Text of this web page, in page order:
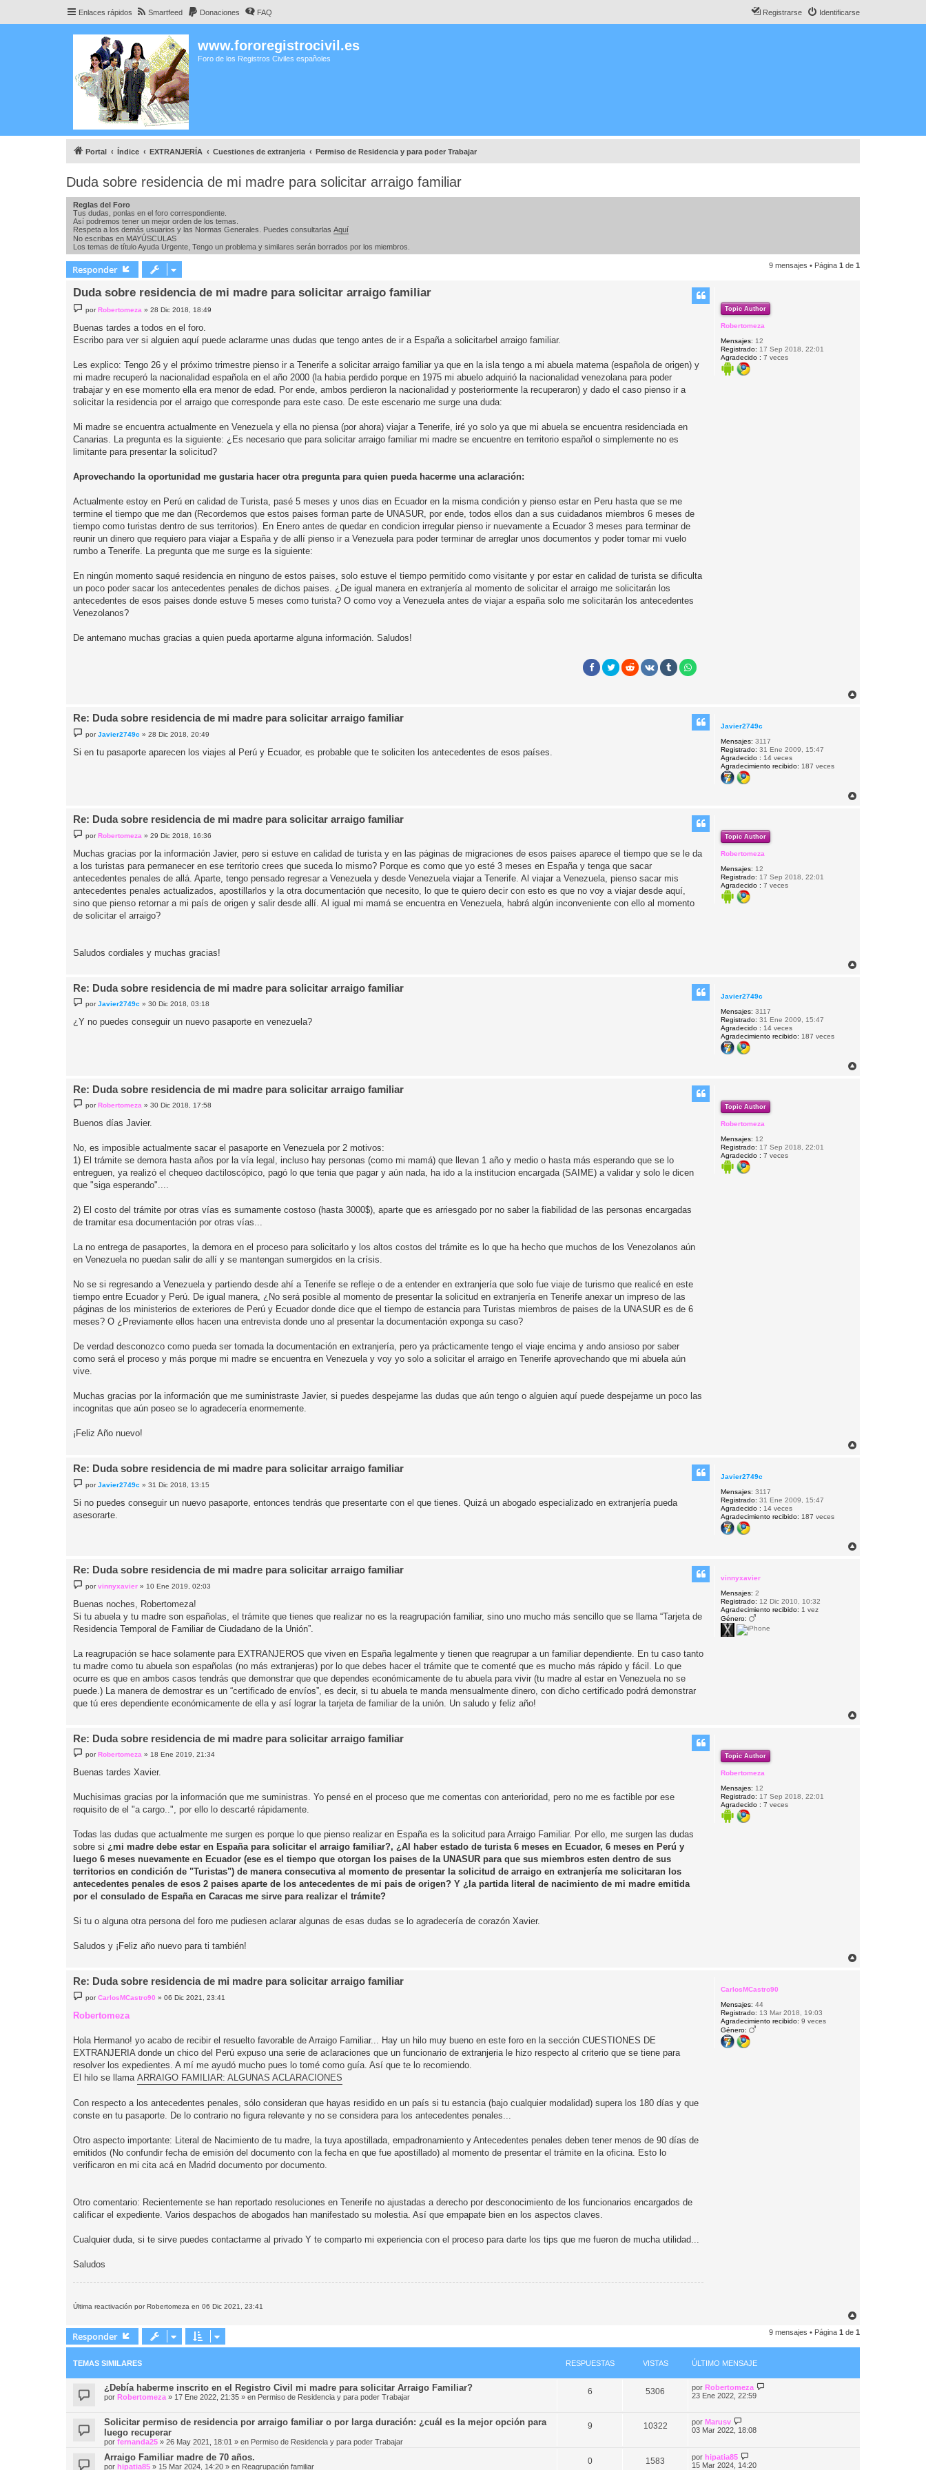
Enlaces rápidos Smartfeed Donaciones FAQ Identificarse
Registrarse
www.fororegistrocivil.es
Foro de los Registros Civiles españoles
Portal Índice EXTRANJERÍA Cuestiones de extranjeria Permiso de Residencia y para poder Trabajar
Duda sobre residencia de mi madre para solicitar arraigo familiar
Reglas del Foro
Tus dudas, ponlas en el foro correspondiente.
Así podremos tener un mejor orden de los temas.
Respeta a los demás usuarios y las Normas Generales. Puedes consultarlas Aquí
No escribas en MAYÚSCULAS
Los temas de título Ayuda Urgente, Tengo un problema y similares serán borrados por los miembros.
Responder 9 mensajes • Página 1 de 1
Topic Author
Robertomeza
Mensajes: 12
Registrado: 17 Sep 2018, 22:01
Agradecido : 7 veces
Duda sobre residencia de mi madre para solicitar arraigo familiar
e
s
a
porRobertomeza »28 Dic 2018, 18:49
Buenas tardes a todos en el foro.
Escribo para ver si alguien aquí puede aclararme unas dudas que tengo antes de ir a España a solicitarbel arraigo familiar.
Les explico: Tengo 26 y el próximo trimestre pienso ir a Tenerife a solicitar arraigo familiar ya que en la isla tengo a mi abuela materna (española de origen) y
mi madre recuperó la nacionalidad española en el año 2000 (la habia perdido porque en 1975 mi abuelo adquirió la nacionalidad venezolana para poder
trabajar y en ese momento ella era menor de edad. Por ende, ambos perdieron la nacionalidad y posteriormente la recuperaron) y dado el caso pienso ir a
solicitar la residencia por el arraigo que corresponde para este caso. De este escenario me surge una duda:
Mi madre se encuentra actualmente en Venezuela y ella no piensa (por ahora) viajar a Tenerife, iré yo solo ya que mi abuela se encuentra residenciada en
Canarias. La pregunta es la siguiente: ¿Es necesario que para solicitar arraigo familiar mi madre se encuentre en territorio español o simplemente no es
limitante para presentar la solicitud?
Aprovechando la oportunidad me gustaria hacer otra pregunta para quien pueda hacerme una aclaración:
Actualmente estoy en Perú en calidad de Turista, pasé 5 meses y unos dias en Ecuador en la misma condición y pienso estar en Peru hasta que se me
termine el tiempo que me dan (Recordemos que estos paises forman parte de UNASUR, por ende, todos ellos dan a sus cuidadanos miembros 6 meses de
tiempo como turistas dentro de sus territorios). En Enero antes de quedar en condicion irregular pienso ir nuevamente a Ecuador 3 meses para terminar de
reunir un dinero que requiero para viajar a España y de allí pienso ir a Venezuela para poder terminar de arreglar unos documentos y poder tomar mi vuelo
rumbo a Tenerife. La pregunta que me surge es la siguiente:
En ningún momento saqué residencia en ninguno de estos paises, solo estuve el tiempo permitido como visitante y por estar en calidad de turista se dificulta
un poco poder sacar los antecedentes penales de dichos paises. ¿De igual manera en extranjería al momento de solicitar el arraigo me solicitarán los
antecedentes de esos paises donde estuve 5 meses como turista? O como voy a Venezuela antes de viajar a españa solo me solicitarán los antecedentes
Venezolanos?
De antemano muchas gracias a quien pueda aportarme alguna información. Saludos!
Javier2749c
Mensajes: 3117
Registrado: 31 Ene 2009, 15:47
Agradecido : 14 veces
Agradecimiento recibido: 187 veces
Re: Duda sobre residencia de mi madre para solicitar arraigo familiar
e
s
porJavier2749c »28 Dic 2018, 20:49
Si en tu pasaporte aparecen los viajes al Perú y Ecuador, es probable que te soliciten los antecedentes de esos países.
Topic Author
Robertomeza
Mensajes: 12
Registrado: 17 Sep 2018, 22:01
Agradecido : 7 veces
Re: Duda sobre residencia de mi madre para solicitar arraigo familiar
e
s
a
e
porRobertomeza »29 Dic 2018, 16:36
Muchas gracias por la información Javier, pero si estuve en calidad de turista y en las páginas de migraciones de esos paises aparece el tiempo que se le da
a los turistas para permanecer en ese territorio crees que suceda lo mismo? Porque es como que yo esté 3 meses en España y tenga que sacar
antecedentes penales de allá. Aparte, tengo pensado regresar a Venezuela y desde Venezuela viajar a Tenerife. Al viajar a Venezuela, pienso sacar mis
antecedentes penales actualizados, apostillarlos y la otra documentación que necesito, lo que te quiero decir con esto es que no voy a viajar desde aquí,
sino que pienso retornar a mi país de origen y salir desde allí. Al igual mi mamá se encuentra en Venezuela, habrá algún inconveniente con ello al momento
de solicitar el arraigo?
Saludos cordiales y muchas gracias!
Javier2749c
Mensajes: 3117
Registrado: 31 Ene 2009, 15:47
Agradecido : 14 veces
Agradecimiento recibido: 187 veces
Re: Duda sobre residencia de mi madre para solicitar arraigo familiar
e
n
porJavier2749c »30 Dic 2018, 03:18
¿Y no puedes conseguir un nuevo pasaporte en venezuela?
Topic Author
Robertomeza
Mensajes: 12
Registrado: 17 Sep 2018, 22:01
Agradecido : 7 veces
Re: Duda sobre residencia de mi madre para solicitar arraigo familiar
e
s
e
porRobertomeza »30 Dic 2018, 17:58
Buenos días Javier.
No, es imposible actualmente sacar el pasaporte en Venezuela por 2 motivos:
1) El trámite se demora hasta años por la vía legal, incluso hay personas (como mi mamá) que llevan 1 año y medio o hasta más esperando que se lo
entreguen, ya realizó el chequeo dactiloscópico, pagó lo que tenia que pagar y aún nada, ha ido a la institucion encargada (SAIME) a validar y solo le dicen
que "siga esperando"....
2) El costo del trámite por otras vías es sumamente costoso (hasta 3000$), aparte que es arriesgado por no saber la fiabilidad de las personas encargadas
de tramitar esa documentación por otras vías...
La no entrega de pasaportes, la demora en el proceso para solicitarlo y los altos costos del trámite es lo que ha hecho que muchos de los Venezolanos aún
en Venezuela no puedan salir de allí y se mantengan sumergidos en la crísis.
No se si regresando a Venezuela y partiendo desde ahí a Tenerife se refleje o de a entender en extranjería que solo fue viaje de turismo que realicé en este
tiempo entre Ecuador y Perú. De igual manera, ¿No será posible al momento de presentar la solicitud en extranjería en Tenerife anexar un impreso de las
páginas de los ministerios de exteriores de Perú y Ecuador donde dice que el tiempo de estancia para Turistas miembros de paises de la UNASUR es de 6
meses? O ¿Previamente ellos hacen una entrevista donde uno al presentar la documentación exponga su caso?
De verdad desconozco como pueda ser tomada la documentación en extranjería, pero ya prácticamente tengo el viaje encima y ando ansioso por saber
como será el proceso y más porque mi madre se encuentra en Venezuela y voy yo solo a solicitar el arraigo en Tenerife aprovechando que mi abuela aún
vive.
Muchas gracias por la información que me suministraste Javier, si puedes despejarme las dudas que aún tengo o alguien aquí puede despejarme un poco las
incognitas que aún poseo se lo agradecería enormemente.
¡Feliz Año nuevo!
Javier2749c
Mensajes: 3117
Registrado: 31 Ene 2009, 15:47
Agradecido : 14 veces
Agradecimiento recibido: 187 veces
Re: Duda sobre residencia de mi madre para solicitar arraigo familiar
e
s
a
porJavier2749c »31 Dic 2018, 13:15
Si no puedes conseguir un nuevo pasaporte, entonces tendrás que presentarte con el que tienes. Quizá un abogado especializado en extranjería pueda
asesorarte.
vinnyxavier
Mensajes: 2
Registrado: 12 Dic 2010, 10:32
Agradecimiento recibido: 1 vez
Género:
Re: Duda sobre residencia de mi madre para solicitar arraigo familiar
e
s
a
e
porvinnyxavier » 10 Ene 2019, 02:03
Buenas noches, Robertomeza!
Si tu abuela y tu madre son españolas, el trámite que tienes que realizar no es la reagrupación familiar, sino uno mucho más sencillo que se llama “Tarjeta de
Residencia Temporal de Familiar de Ciudadano de la Unión”.
La reagrupación se hace solamente para EXTRANJEROS que viven en España legalmente y tienen que reagrupar a un familiar dependiente. En tu caso tanto
tu madre como tu abuela son españolas (no más extranjeras) por lo que debes hacer el trámite que te comenté que es mucho más rápido y fácil. Lo que
ocurre es que en ambos casos tendrás que demonstrar que que dependes económicamente de tu abuela para vivir (tu madre al estar en Venezuela no se
puede.) La manera de demostrar es un “certificado de envíos”, es decir, si tu abuela te manda mensualmente dinero, con dicho certificado podrá demonstrar
que tú eres dependiente económicamente de ella y así lograr la tarjeta de familiar de la unión. Un saludo y feliz año!
Topic Author
Robertomeza
Mensajes: 12
Registrado: 17 Sep 2018, 22:01
Agradecido : 7 veces
Re: Duda sobre residencia de mi madre para solicitar arraigo familiar
e
s
e
porRobertomeza » 18 Ene 2019, 21:34
Buenas tardes Xavier.
Muchisimas gracias por la información que me suministras. Yo pensé en el proceso que me comentas con anterioridad, pero no me es factible por ese
requisito de el "a cargo..", por ello lo descarté rápidamente.
Todas las dudas que actualmente me surgen es porque lo que pienso realizar en España es la solicitud para Arraigo Familiar. Por ello, me surgen las dudas
sobre si ¿mi madre debe estar en España para solicitar el arraigo familiar?, ¿Al haber estado de turista 6 meses en Ecuador, 6 meses en Perú y
luego 6 meses nuevamente en Ecuador (ese es el tiempo que otorgan los paises de la UNASUR para que sus miembros esten dentro de sus
territorios en condición de "Turistas") de manera consecutiva al momento de presentar la solicitud de arraigo en extranjería me solicitaran los
antecedentes penales de esos 2 paises aparte de los antecedentes de mi pais de origen? Y ¿la partida literal de nacimiento de mi madre emitida
por el consulado de España en Caracas me sirve para realizar el trámite?
Si tu o alguna otra persona del foro me pudiesen aclarar algunas de esas dudas se lo agradecería de corazón Xavier.
Saludos y ¡Feliz año nuevo para ti también!
CarlosMCastro90
Mensajes: 44
Registrado: 13 Mar 2018, 19:03
Agradecimiento recibido: 9 veces
Género:
Re: Duda sobre residencia de mi madre para solicitar arraigo familiar
e
n
s
j
e
porCarlosMCastro90 »06 Dic 2021, 23:41
Robertomeza
Hola Hermano! yo acabo de recibir el resuelto favorable de Arraigo Familiar... Hay un hilo muy bueno en este foro en la sección CUESTIONES DE
EXTRANJERIA donde un chico del Perú expuso una serie de aclaraciones que un funcionario de extranjeria le hizo respecto al criterio que se tiene para
resolver los expedientes. A mí me ayudó mucho pues lo tomé como guía. Así que te lo recomiendo.
El hilo se llama ARRAIGO FAMILIAR: ALGUNAS ACLARACIONES
Con respecto a los antecedentes penales, sólo consideran que hayas residido en un país si tu estancia (bajo cualquier modalidad) supera los 180 días y que
conste en tu pasaporte. De lo contrario no figura relevante y no se considera para los antecedentes penales...
Otro aspecto importante: Literal de Nacimiento de tu madre, la tuya apostillada, empadronamiento y Antecedentes penales deben tener menos de 90 días de
emitidos (No confundir fecha de emisión del documento con la fecha en que fue apostillado) al momento de presentar el trámite en la oficina. Esto lo
verificaron en mi cita acá en Madrid documento por documento.
Otro comentario: Recientemente se han reportado resoluciones en Tenerife no ajustadas a derecho por desconocimiento de los funcionarios encargados de
calificar el expediente. Varios despachos de abogados han manifestado su molestia. Así que empapate bien en los aspectos claves.
Cualquier duda, si te sirve puedes contactarme al privado Y te comparto mi experiencia con el proceso para darte los tips que me fueron de mucha utilidad...
Saludos
Última reactivación por Robertomeza en 06 Dic 2021, 23:41
r
Responder 9 mensajes • Página 1 de 1
TEMAS SIMILARES RESPUESTAS VISTAS ÚLTIMO MENSAJE
¿Debía haberme inscrito en el Registro Civil mi madre para solicitar Arraigo Familiar?
por Robertomeza » 17 Ene 2022, 21:35 » en Permiso de Residencia y para poder Trabajar
6 5306 por Robertomeza
23 Ene 2022, 22:59
Solicitar permiso de residencia por arraigo familiar o por larga duración: ¿cuál es la mejor opción para
luego recuperar
por fernanda25 » 26 May 2021, 18:01 » en Permiso de Residencia y para poder Trabajar
9 10322 por Marusv
03 Mar 2022, 18:08
Arraigo Familiar madre de 70 años.
por hipatia85 » 15 Mar 2024, 14:20 » en Reagrupación familiar
0 1583 por hipatia85
15 Mar 2024, 14:20